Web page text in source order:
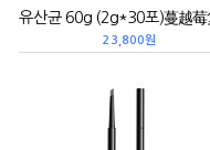
23,800원